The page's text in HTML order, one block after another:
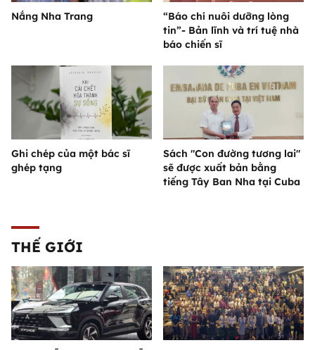
Nắng Nha Trang
“Báo chí nuôi dưỡng lòng
tin”- Bản lĩnh và trí tuệ nhà
báo chiến sĩ
Ghi chép của một bác sĩ
ghép tạng
Sách "Con đường tương lai"
sẽ được xuất bản bằng
tiếng Tây Ban Nha tại Cuba
THẾ GIỚI